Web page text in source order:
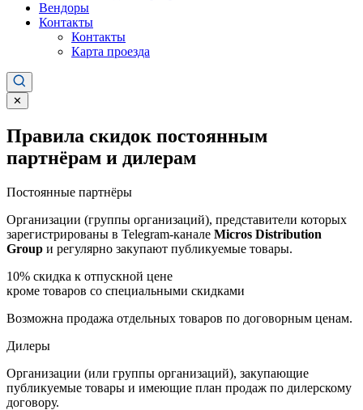
Вендоры
Контакты
Контакты
Карта проезда
✕
Правила скидок постоянным
партнёрам и дилерам
Постоянные партнёры
Организации (группы организаций), представители которых
зарегистрированы в Telegram-канале Micros Distribution
Group и регулярно закупают публикуемые товары.
10% скидка к отпускной цене
кроме товаров со специальными скидками
Возможна продажа отдельных товаров по договорным ценам.
Дилеры
Организации (или группы организаций), закупающие
публикуемые товары и имеющие план продаж по дилерскому
договору.